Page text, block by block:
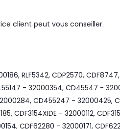
client peut vous conseiller.
RLF5342, CDP2570,
- 32000354, CD45547 -
CD455247 -
CDF3154XIDE - 32000112,
CDF62280 - 32000171,